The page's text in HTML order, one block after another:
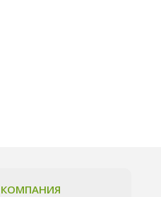
КОМПАНИЯ